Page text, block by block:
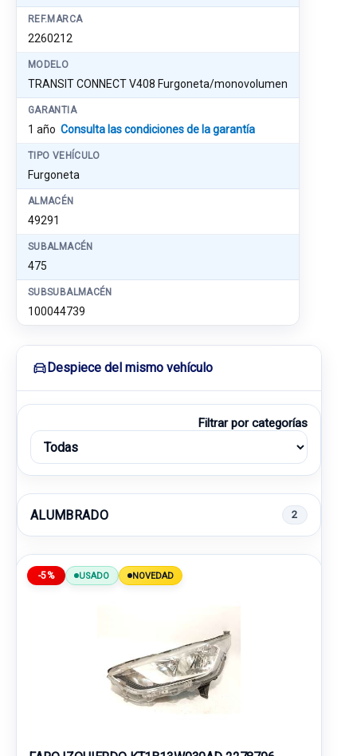
REF.MARCA
2260212
MODELO
TRANSIT CONNECT V408 Furgoneta/monovolumen
GARANTIA
1 año Consulta las condiciones de la garantía
TIPO VEHÍCULO
Furgoneta
ALMACÉN
49291
SUBALMACÉN
475
SUBSUBALMACÉN
100044739
Despiece del mismo vehículo
Filtrar por categorías
ALUMBRADO 2
-5% USADO NOVEDAD